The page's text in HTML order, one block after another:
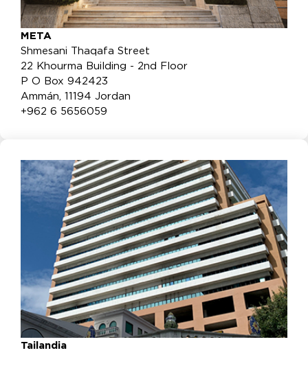
META
Shmesani Thaqafa Street
22 Khourma Building - 2nd Floor
P O Box 942423
Ammán, 11194 Jordan
+962 6 5656059
Tailandia